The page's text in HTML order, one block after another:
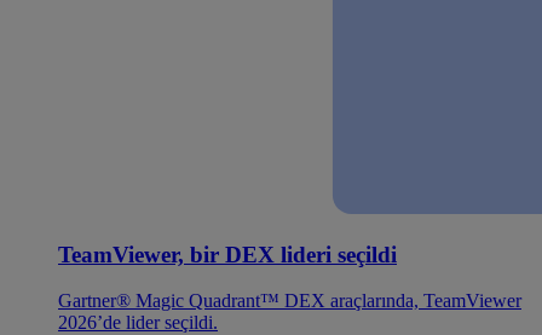
TeamViewer, bir DEX lideri seçildi
Gartner® Magic Quadrant™ DEX araçlarında, TeamViewer
2026’de lider seçildi.